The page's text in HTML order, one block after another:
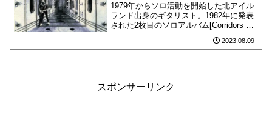
1979年からソロ活動を開始した北アイル
ランド出身のギタリスト。1982年に発表
された2枚目のソロアルバム[Corridors of
2023.08.09
スポンサーリンク